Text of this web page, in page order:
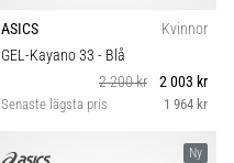
ASICS
Kvinnor
GEL-Kayano 33 - Blå
2 200 kr
2 003 kr
Senaste lägsta pris 1 964 kr
Ny